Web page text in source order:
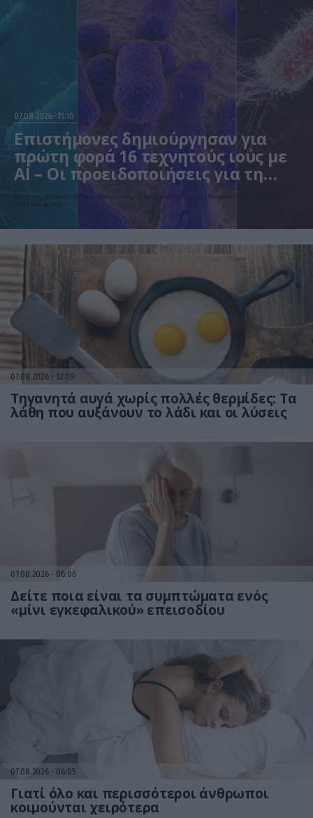
07.08.2026 15:10
Επιστήμονες δημιούργησαν για
πρώτη φορά 16 τεχνητούς ιούς με
AI – Οι προειδοποιήσεις για τη
βιοασφάλεια
Ερευνητές σχεδίασαν 16 νέους βακτηριοφάγους με τη βοήθεια Τεχνητής Νοημοσύνης που εξοντώνουν
ανθεκτικά μικρόβια
07.08.2026 12:09
Τηγανητά αυγά χωρίς πολλές θερμίδες: Τα
λάθη που αυξάνουν το λάδι και οι λύσεις
07.08.2026 06:06
Δείτε ποια είναι τα συμπτώματα ενός
«μίνι εγκεφαλικού» επεισοδίου
07.08.2026 06:05
Γιατί όλο και περισσότεροι άνθρωποι
κοιμούνται χειρότερα